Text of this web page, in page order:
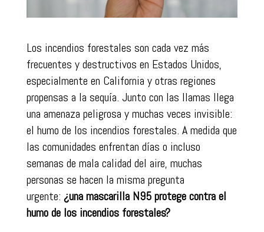
Los incendios forestales son cada vez más
frecuentes y destructivos en Estados Unidos,
especialmente en California y otras regiones
propensas a la sequía. Junto con las llamas llega
una amenaza peligrosa y muchas veces invisible:
el humo de los incendios forestales. A medida que
las comunidades enfrentan días o incluso
semanas de mala calidad del aire, muchas
personas se hacen la misma pregunta
urgente: ¿una mascarilla N95 protege contra el
humo de los incendios forestales?